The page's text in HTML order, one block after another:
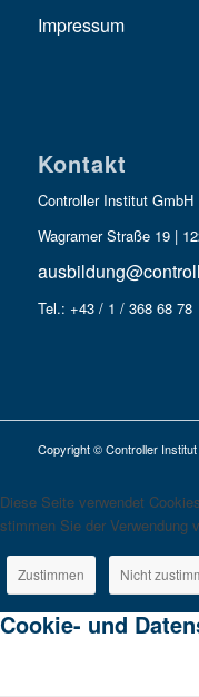
Impressum
Kontakt
Controller Institut GmbH
Wagramer Straße 19 |
Tel.: +43 / 1 / 368 68 78
Copyright © Controller
Diese Seite verwendet
stimmen Sie der Verwendung
Zustimmen Nicht
Cookie- und